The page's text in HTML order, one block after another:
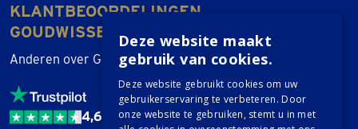
KLANTBEOORDELINGEN
GOUDWISSELKANTOOR
Anderen over Goudwisselkantoor
4,6 / 5
Deze website maakt
gebruik van cookies.
Deze website gebruikt cookies om uw
gebruikerservaring te verbeteren. Door
onze website te gebruiken, stemt u in met